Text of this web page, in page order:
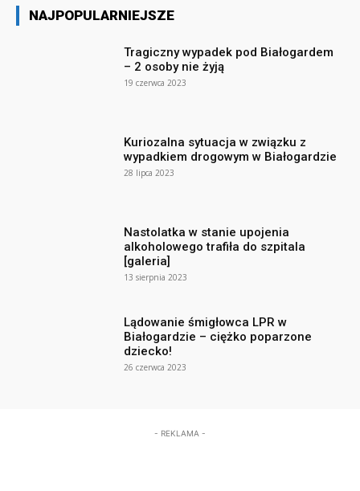
NAJPOPULARNIEJSZE
Tragiczny wypadek pod Białogardem
– 2 osoby nie żyją
19 czerwca 2023
Kuriozalna sytuacja w związku z
wypadkiem drogowym w Białogardzie
28 lipca 2023
Nastolatka w stanie upojenia
alkoholowego trafiła do szpitala
[galeria]
13 sierpnia 2023
Lądowanie śmigłowca LPR w
Białogardzie – ciężko poparzone
dziecko!
26 czerwca 2023
- REKLAMA -